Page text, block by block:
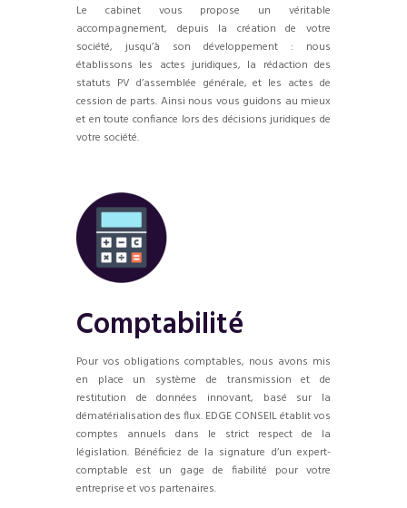
Le cabinet vous propose un véritable
accompagnement, depuis la création de votre
société, jusqu’à son développement : nous
établissons les actes juridiques, la rédaction des
statuts PV d’assemblée générale, et les actes de
cession de parts. Ainsi nous vous guidons au mieux
et en toute confiance lors des décisions juridiques de
votre société.
Comptabilité
Pour vos obligations comptables, nous avons mis
en place un système de transmission et de
restitution de données innovant, basé sur la
dématérialisation des flux. EDGE CONSEIL établit vos
comptes annuels dans le strict respect de la
législation. Bénéficiez de la signature d’un expert-
comptable est un gage de fiabilité pour votre
entreprise et vos partenaires.